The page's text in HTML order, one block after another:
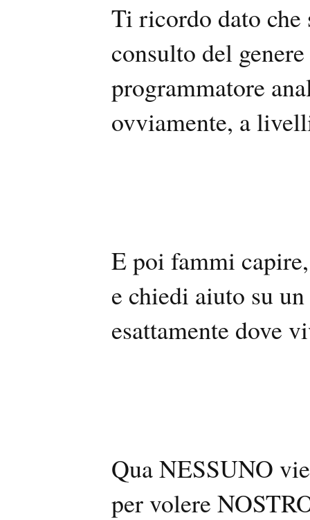
Ti ricordo dato che
consulto del
programmatore
ovviamente, a
E poi fammi
e chiedi aiuto su
esattamente dove
Qua NESSUNO
per volere